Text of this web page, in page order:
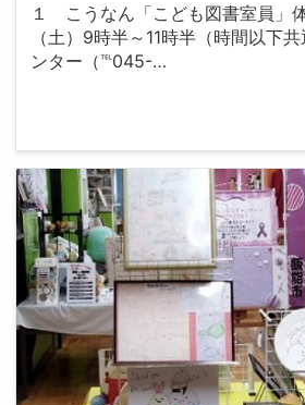
１ こうなん「こども図書室員」
（土）9時半～11時半（時間以下
ンター（℡045-…